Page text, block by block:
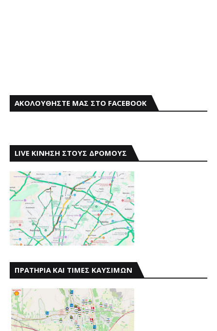
ΑΚΟΛΟΥΘΗΣΤΕ ΜΑΣ ΣΤΟ FACEBOOK
LIVE ΚΙΝΗΣΗ ΣΤΟΥΣ ΔΡΟΜΟΥΣ
ΠΡΑΤΗΡΙΑ ΚΑΙ ΤΙΜΕΣ ΚΑΥΣΙΜΩΝ